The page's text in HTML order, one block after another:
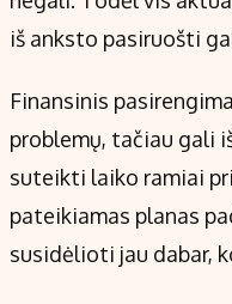
iš anksto pasiruošti
Finansinis
problemų, tačiau gali
suteikti laiko ramiai
pateikiamas planas
susidėlioti jau dabar,